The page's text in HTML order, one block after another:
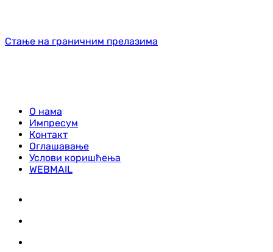
Стање на граничним прелазима
О нама
Импресум
Контакт
Оглашавање
Услови коришћења
WEBMAIL